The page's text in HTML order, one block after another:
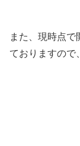
また、現時点で
ておりますので